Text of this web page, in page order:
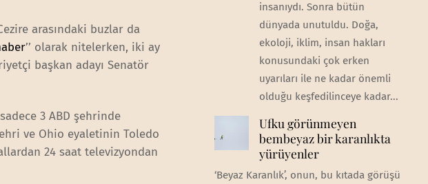
arasındaki buzlar da
’’ olarak nitelerken, iki ay
başkan adayı Senatör
3 ABD şehrinde
ve Ohio eyaletinin Toledo
24 saat televizyondan
insanıydı. Sonra bütün
dünyada unutuldu. Doğa,
ekoloji, iklim, insan hakları
konusundaki çok erken
uyarıları ile ne kadar önemli
olduğu keşfedilinceye kadar...
Ufku görünmeyen
bembeyaz bir karanlıkta
yürüyenler
‘Beyaz Karanlık’, onun, bu kıtada görüşü